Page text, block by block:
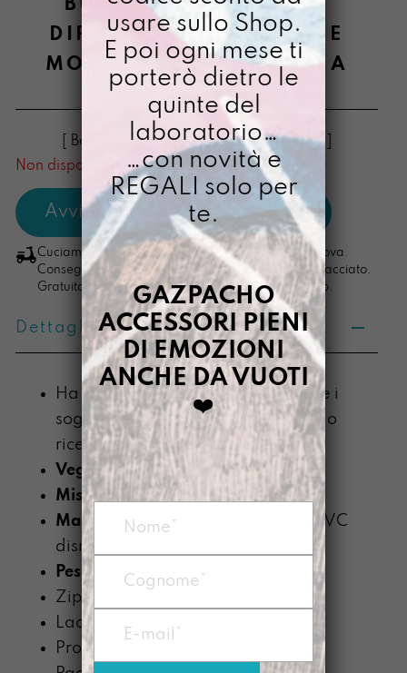
BUSTONY MA GRANDE
DIPINTO A MANO IN THE
MOOD OF SOTTOMARINA
€34,00
[ Beauty: 25,5 X 19,5 x 1,5cm + soffietto ]
Non disponibile al momento
Cuciamo ogni ordine nel nostro laboratorio di Padova.
Consegna in 4/5 giorni lavorativi, pacco sempre tracciato.
Gratuita per ordini di importo superiore ai 100 euro.
Dettagli prodotto
Ha le dimensioni giuste per portare i
sogni che tieni nel cassetto o di chi lo
riceverà in regalo
Vegan
Misure:
25,5 X 19,5 x minimo 1cm
Materiale:Telo impermeabile di PVC
dismesso
Peso:
120gr
Zip colorata montata in testa
Laccetto removibile laterale
Prodotta nel nostro laboratorio di
usare sullo Shop.
E poi ogni mese ti
porterò dietro le
quinte del
laboratorio…
…con novità e
REGALI solo per
te.
GAZPACHO
ACCESSORI PIENI
DI EMOZIONI
ANCHE DA VUOTI
❤️